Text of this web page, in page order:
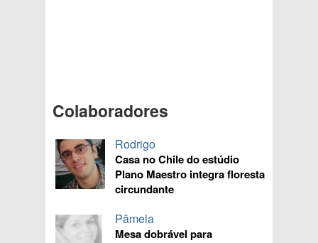
Colaboradores
Rodrigo
Casa no Chile do estúdio
Plano Maestro integra floresta
circundante
Pâmela
Mesa dobrável para